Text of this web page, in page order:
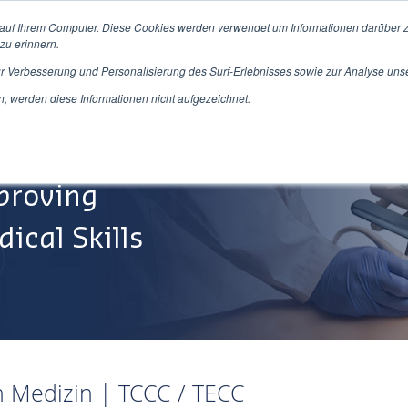
Ihrem Computer. Diese Cookies werden verwendet um Informationen darüber
erinnern.
Verbesserung und Personalisierung des Surf-Erlebnisses sowie zur Analyse
werden diese Informationen nicht aufgezeichnet.
Produkte/Dienstleistungen Über Uns
Skills
| TCCC / TECC